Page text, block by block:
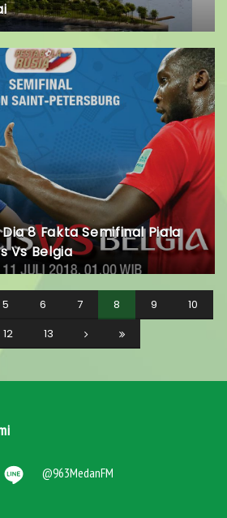
8 Fakta Semifinal Piala
Vs Belgia
5 6 7 8 9
10
12 13
@963MedanFM